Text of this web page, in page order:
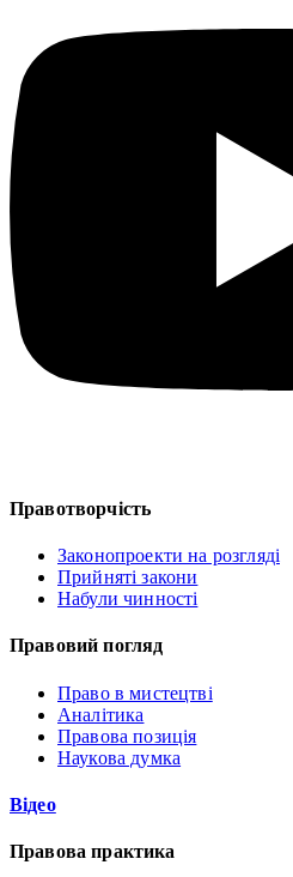
Правотворчість
Законопроекти на розгляді
Прийняті закони
Набули чинності
Правовий погляд
Право в мистецтві
Аналітика
Правова позиція
Наукова думка
Відео
Правова практика